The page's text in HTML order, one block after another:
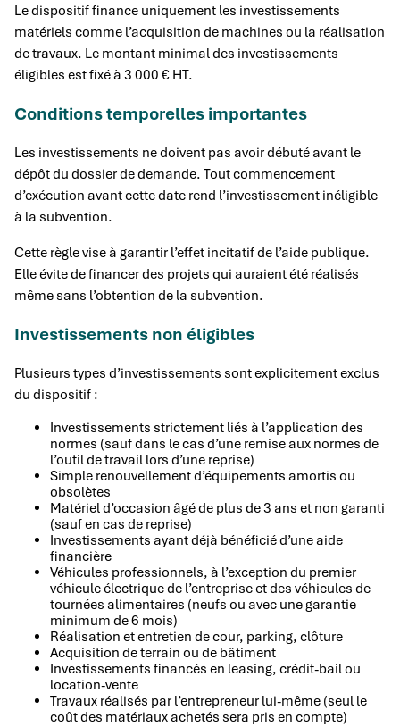
Le dispositif finance uniquement les investissements
matériels comme l’acquisition de machines ou la réalisation
de travaux. Le montant minimal des investissements
éligibles est fixé à 3 000 € HT.
Conditions temporelles importantes
Les investissements ne doivent pas avoir débuté avant le
dépôt du dossier de demande. Tout commencement
d’exécution avant cette date rend l’investissement inéligible
à la subvention.
Cette règle vise à garantir l’effet incitatif de l’aide publique.
Elle évite de financer des projets qui auraient été réalisés
même sans l’obtention de la subvention.
Investissements non éligibles
Plusieurs types d’investissements sont explicitement exclus
du dispositif :
Investissements strictement liés à l’application des
normes (sauf dans le cas d’une remise aux normes de
l’outil de travail lors d’une reprise)
Simple renouvellement d’équipements amortis ou
obsolètes
Matériel d’occasion âgé de plus de 3 ans et non garanti
(sauf en cas de reprise)
Investissements ayant déjà bénéficié d’une aide
financière
Véhicules professionnels, à l’exception du premier
véhicule électrique de l’entreprise et des véhicules de
tournées alimentaires (neufs ou avec une garantie
minimum de 6 mois)
Réalisation et entretien de cour, parking, clôture
Acquisition de terrain ou de bâtiment
Investissements financés en leasing, crédit-bail ou
location-vente
Travaux réalisés par l’entrepreneur lui-même (seul le
coût des matériaux achetés sera pris en compte)